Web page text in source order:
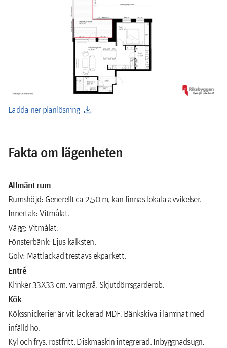
Ladda ner planlösning download
Fakta om lägenheten
Allmänt rum
Rumshöjd: Generellt ca 2,50 m, kan finnas lokala avvikelser.
Innertak: Vitmålat.
Vägg: Vitmålat.
Fönsterbänk: Ljus kalksten.
Golv: Mattlackad trestavs ekparkett.
Entré
Klinker 33X33 cm, varmgrå. Skjutdörrsgarderob.
Kök
Kökssnickerier är vit lackerad MDF. Bänkskiva i laminat med
infälld ho.
Kyl och frys, rostfritt. Diskmaskin integrerad. Inbyggnadsugn,